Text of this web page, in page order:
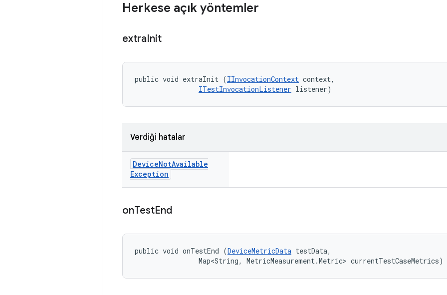
Herkese açık yöntemler
extraInit
public void extraInit (IInvocationContext context,
ITestInvocationListener listener)
Verdiği hatalar
DeviceNotAvailable
Exception
onTestEnd
public void onTestEnd (DeviceMetricData testData,
                Map<String, MetricMeasurement.Metric> currentTestCaseMetrics)